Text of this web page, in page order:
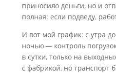
приносило деньги, но и
полная: если подведу,
И вот мой график: с утра
ночью — контроль
в сутки, только на
с фабрикой, но транспорт